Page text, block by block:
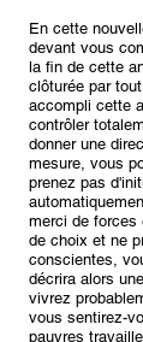
En cette
devant vous
la fin de cette
clôturée par
accompli cette
contrôler
donner une
mesure, vous
prenez pas
merci de forces
de choix et ne
conscientes,
décrira alors
vivrez
vous sentirez-
pauvres